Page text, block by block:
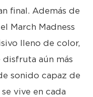
final. Además de
March Madness
lleno de color,
aún más
sonido capaz de
vive en cada